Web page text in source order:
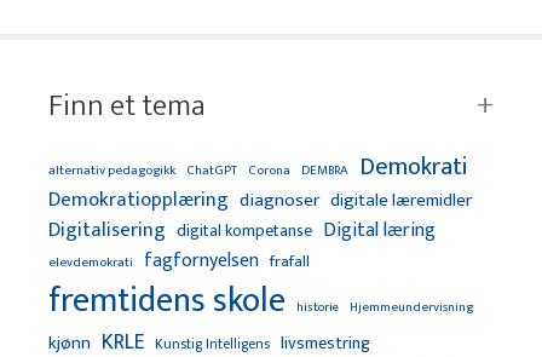
Finn et tema
alternativ pedagogikk ChatGPT Corona DEMBRA Demokrati
Demokratiopplæring diagnoser digitale læremidler
Digitalisering digital kompetanse Digital læring
elevdemokrati fagfornyelsen frafall
fremtidens skole historie Hjemmeundervisning
kjønn KRLE Kunstig Intelligens livsmestring